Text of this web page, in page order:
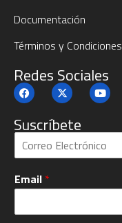
Documentación
Términos y Condiciones
Redes Sociales
Suscríbete
S
c
r
Email *